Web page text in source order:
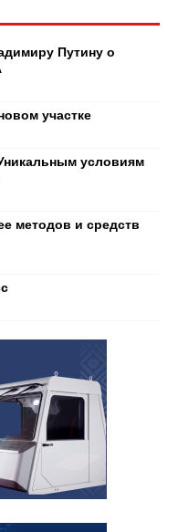
Путину о
участке
условиям
методов и средств